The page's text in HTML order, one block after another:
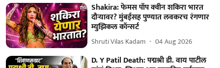
Shakira: फेमस पॉप क्वीन शकिरा भारत
दौऱ्यावर? मुंबईसह पुण्यात लवकरच रंगणार
म्युझिकल कॉन्सर्ट
Shruti Vilas Kadam 04 Aug 2026
D. Y Patil Death: पद्मश्री डी. वाय पाटील